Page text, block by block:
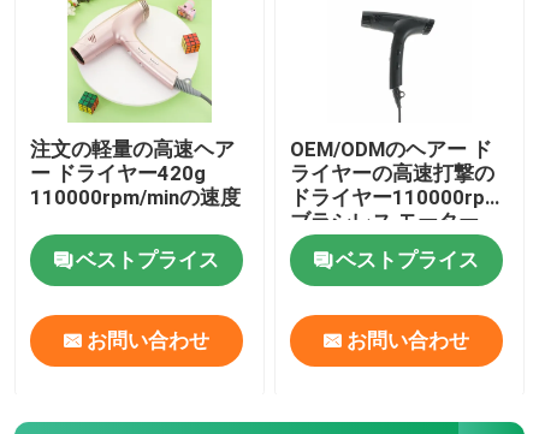
注文の軽量の高速ヘア
ー ドライヤー420g
110000rpm/minの速度
ベストプライス
お問い合わせ
OEM/ODMのヘアー ド
ライヤーの高速打撃の
ドライヤー110000rpm
ブラシレス モーター
ベストプライス
お問い合わせ